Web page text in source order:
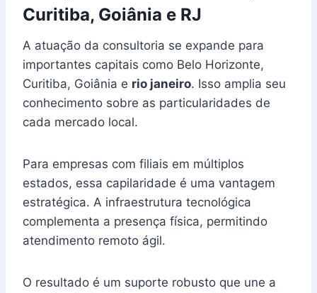
Curitiba, Goiânia e RJ
A atuação da consultoria se expande para
importantes capitais como Belo Horizonte,
Curitiba, Goiânia e rio janeiro. Isso amplia seu
conhecimento sobre as particularidades de
cada mercado local.
Para empresas com filiais em múltiplos
estados, essa capilaridade é uma vantagem
estratégica. A infraestrutura tecnológica
complementa a presença física, permitindo
atendimento remoto ágil.
O resultado é um suporte robusto que une a